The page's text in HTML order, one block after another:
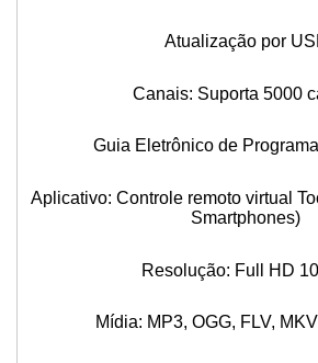
Atualização por
Canais: Suporta 5000
Guia Eletrônico de
Aplicativo: Controle remoto virtual
Smartphones)
Resolução: Full HD
Mídia: MP3, OGG, FLV,